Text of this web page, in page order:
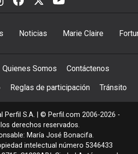
Noticias Marie Claire
Quienes Somos Contáctenos
Reglas de participación Tránsito
Perfil S.A. | © Perfil.com 2006-2026 -
derechos reservados.
María José Bonacifa.
intelectual número 5346433